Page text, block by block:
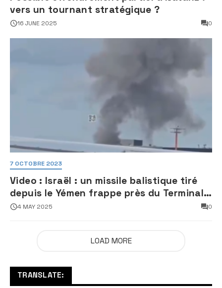
vers un tournant stratégique ?
16 JUNE 2025 0
7 OCTOBRE 2023
Video : Israël : un missile balistique tiré
depuis le Yémen frappe près du Terminal
3 de l’aéroport Ben Gourion
4 MAY 2025 0
LOAD MORE
TRANSLATE: